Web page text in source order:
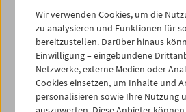
Wir verwenden Cookies, um die
zu analysieren und Funktionen für
bereitzustellen. Darüber hinaus
Einwilligung – eingebundene
Netzwerke, externe Medien oder
Cookies einsetzen, um Inhalte und
personalisieren sowie Ihre Nutzung